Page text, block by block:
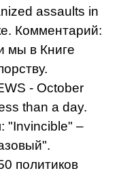
assaults in
Комментарий:
мы в Книге
- October
than a day.
"Invincible" –
политиков